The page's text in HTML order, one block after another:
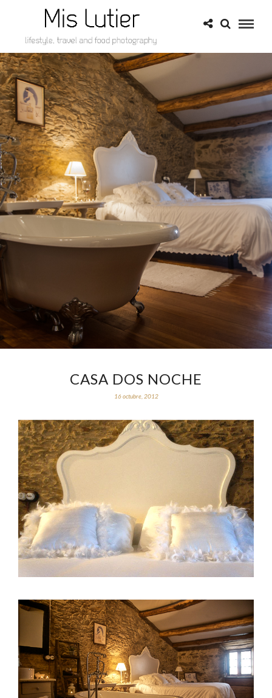
CASA DOS NOCHE
16 octubre, 2012